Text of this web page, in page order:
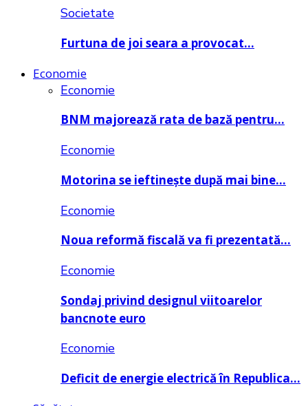
Societate
Furtuna de joi seara a provocat…
Economie
Economie
BNM majorează rata de bază pentru…
Economie
Motorina se ieftinește după mai bine…
Economie
Noua reformă fiscală va fi prezentată…
Economie
Sondaj privind designul viitoarelor
bancnote euro
Economie
Deficit de energie electrică în Republica…